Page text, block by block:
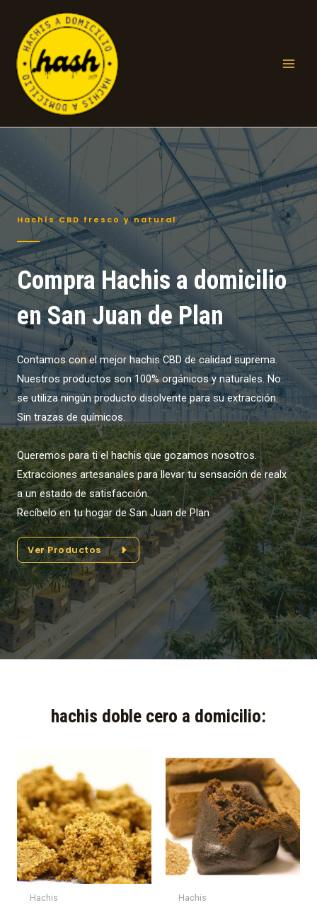
contenido
Hachís CBD fresco y natural
Compra Hachis a domicilio
en San Juan de Plan
Contamos con el mejor hachis CBD de calidad suprema.
Nuestros productos son 100% orgánicos y naturales. No
se utiliza ningún producto disolvente para su extracción.
Sin trazas de químicos.
Queremos para ti el hachis que gozamos nosotros.
Extracciones artesanales para llevar tu sensación de realx
a un estado de satisfacción.
Recíbelo en tu hogar de San Juan de Plan
Ver Productos
hachis doble cero a domicilio:​
Hachis Hachis